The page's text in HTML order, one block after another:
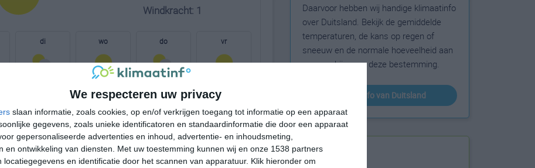
We respecteren uw privacy
slaan informatie, zoals cookies, op en/of verkrijgen toegang tot informatie op een apparaat
gegevens, zoals unieke identificatoren en standaardinformatie die door een apparaat
gepersonaliseerde advertenties en inhoud, advertentie- en inhoudsmeting,
en ontwikkeling van diensten.
Met uw toestemming kunnen wij en onze 1538 partners
locatiegegevens en identificatie door het scannen van apparatuur. Klik hieronder om
Windkracht: 1
di wo do vr
14°C 12°C 14°C 18°C 24°C
23:00 02:00 05:00 08:00 11:00
Daarvoor hebben wij handige klimaatinfo
over Duitsland. Bekijk de gemiddelde
temperaturen, de kans op regen of
sneeuw en de normale hoeveelheid aan
zonneschijn voor deze bestemming.
klimaatinfo van Duitsland
Beste reistijd